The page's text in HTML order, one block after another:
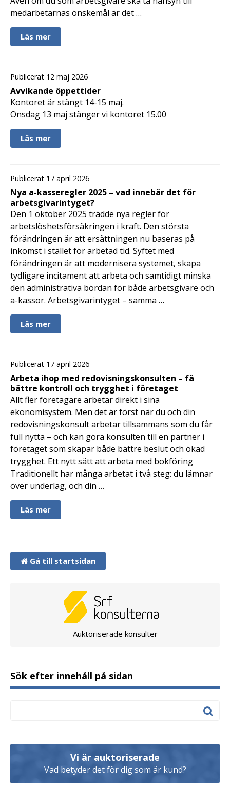
medarbetarnas önskemål är det …
Läs mer
Publicerat 12 maj 2026
Avvikande öppettider
Kontoret är stängt 14-15 maj.
Onsdag 13 maj stänger vi kontoret 15.00
Läs mer
Publicerat 17 april 2026
Nya a-kasseregler 2025 – vad innebär det för
arbetsgivarintyget?
Den 1 oktober 2025 trädde nya regler för
arbetslöshetsförsäkringen i kraft. Den största
förändringen är att ersättningen nu baseras på
inkomst i stället för arbetad tid. Syftet med
förändringen är att modernisera systemet, skapa
tydligare incitament att arbeta och samtidigt minska
den administrativa bördan för både arbetsgivare och
a-kassor. Arbetsgivarintyget – samma …
Läs mer
Publicerat 17 april 2026
Arbeta ihop med redovisningskonsulten – få
bättre kontroll och trygghet i företaget
Allt fler företagare arbetar direkt i sina
ekonomisystem. Men det är först när du och din
redovisningskonsult arbetar tillsammans som du får
full nytta – och kan göra konsulten till en partner i
företaget som skapar både bättre beslut och ökad
trygghet. Ett nytt sätt att arbeta med bokföring
Traditionellt har många arbetat i två steg: du lämnar
över underlag, och din …
Läs mer
Gå till startsidan
Auktoriserade konsulter
Sök efter innehåll på sidan
Vi är auktoriserade
Vad betyder det för dig som är kund?